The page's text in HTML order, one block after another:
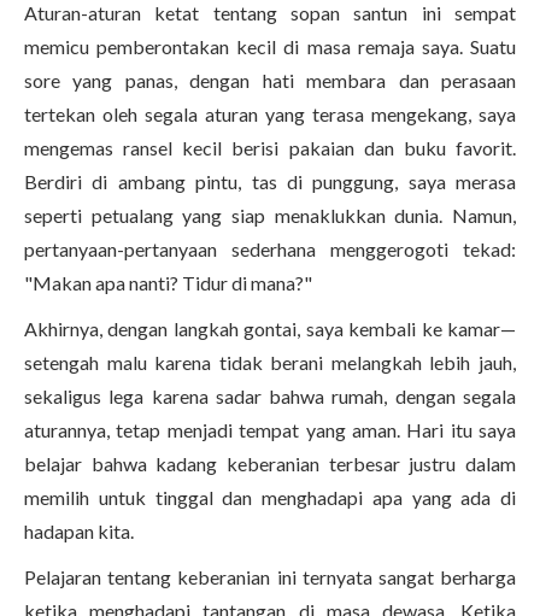
Aturan-aturan ketat tentang sopan santun ini sempat
memicu pemberontakan kecil di masa remaja saya. Suatu
sore yang panas, dengan hati membara dan perasaan
tertekan oleh segala aturan yang terasa mengekang, saya
mengemas ransel kecil berisi pakaian dan buku favorit.
Berdiri di ambang pintu, tas di punggung, saya merasa
seperti petualang yang siap menaklukkan dunia. Namun,
pertanyaan-pertanyaan sederhana menggerogoti tekad:
"Makan apa nanti? Tidur di mana?"
Akhirnya, dengan langkah gontai, saya kembali ke kamar—
setengah malu karena tidak berani melangkah lebih jauh,
sekaligus lega karena sadar bahwa rumah, dengan segala
aturannya, tetap menjadi tempat yang aman. Hari itu saya
belajar bahwa kadang keberanian terbesar justru dalam
memilih untuk tinggal dan menghadapi apa yang ada di
hadapan kita.
Pelajaran tentang keberanian ini ternyata sangat berharga
ketika menghadapi tantangan di masa dewasa. Ketika